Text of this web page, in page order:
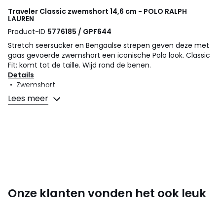
Traveler Classic zwemshort 14,6 cm - POLO RALPH
LAUREN
Product-ID 5776185 / GPF644
Stretch seersucker en Bengaalse strepen geven deze met
gaas gevoerde zwemshort een iconische Polo look. Classic
Fit: komt tot de taille. Wijd rond de benen.
Details
• Zwemshort
• Gestreept motief
• Geschikt voor het zwembad
Maat M : 76 cm taille en 25,5 cm heuphoogte.
Lees meer
Onze klanten vonden het ook leuk